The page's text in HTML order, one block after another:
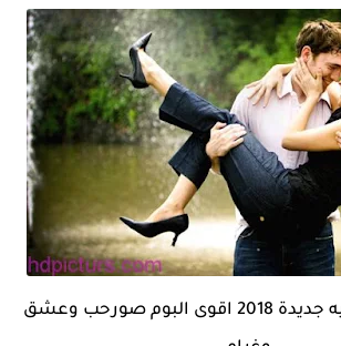
صورحب رومنسيه جديدة 2018 اقوى البوم صورحب وعشق